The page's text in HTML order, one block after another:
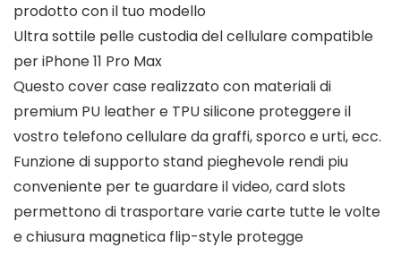
prodotto con il tuo modello
Ultra sottile pelle custodia del cellulare compatible
per iPhone 11 Pro Max
Questo cover case realizzato con materiali di
premium PU leather e TPU silicone proteggere il
vostro telefono cellulare da graffi, sporco e urti, ecc.
Funzione di supporto stand pieghevole rendi piu
conveniente per te guardare il video, card slots
permettono di trasportare varie carte tutte le volte
e chiusura magnetica flip-style protegge